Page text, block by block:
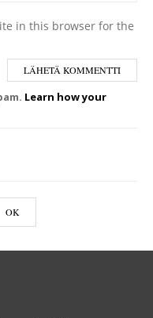
in this browser for the
Learn how your